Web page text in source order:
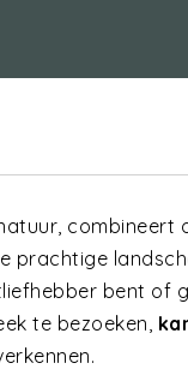
combineert
prachtige
bent of
te bezoeken,